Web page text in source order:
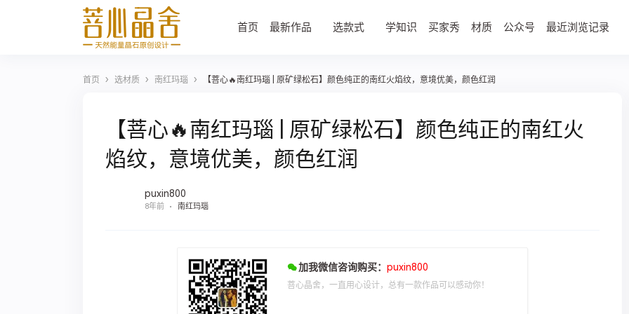
首页 最新作品 选款式 学知识 买家秀 材质 公众号 最近浏览记录
首页 › 选材质 › 南红玛瑙 › 【菩心🔥南红玛瑙 | 原矿绿松石】颜色纯正的南红火焰纹，意境优美，颜色红润
【菩心🔥南红玛瑙 | 原矿绿松石】颜色纯正的南红火
焰纹，意境优美，颜色红润
puxin800
8年前 南红玛瑙
加我微信咨询购买： puxin800
菩心晶舍，一直用心设计，总有一款作品可以感动你！